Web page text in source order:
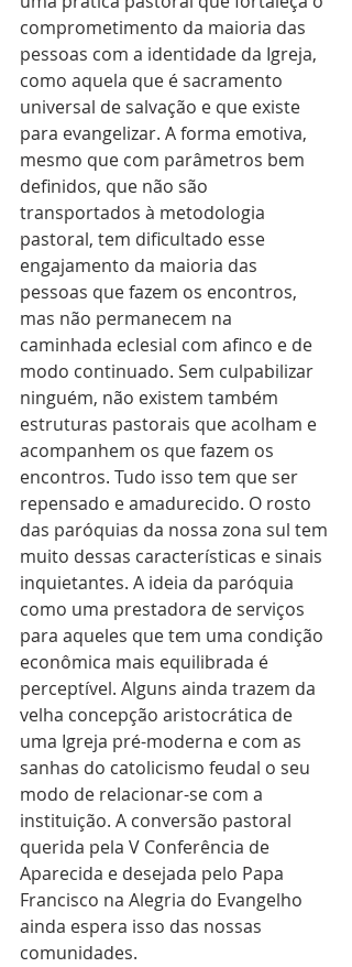
comprometimento da maioria das
pessoas com a identidade da Igreja,
como aquela que é sacramento
universal de salvação e que existe
para evangelizar. A forma emotiva,
mesmo que com parâmetros bem
definidos, que não são
transportados à metodologia
pastoral, tem dificultado esse
engajamento da maioria das
pessoas que fazem os encontros,
mas não permanecem na
caminhada eclesial com afinco e de
modo continuado. Sem culpabilizar
ninguém, não existem também
estruturas pastorais que acolham e
acompanhem os que fazem os
encontros. Tudo isso tem que ser
repensado e amadurecido. O rosto
das paróquias da nossa zona sul tem
muito dessas características e sinais
inquietantes. A ideia da paróquia
como uma prestadora de serviços
para aqueles que tem uma condição
econômica mais equilibrada é
perceptível. Alguns ainda trazem da
velha concepção aristocrática de
uma Igreja pré-moderna e com as
sanhas do catolicismo feudal o seu
modo de relacionar-se com a
instituição. A conversão pastoral
querida pela V Conferência de
Aparecida e desejada pelo Papa
Francisco na Alegria do Evangelho
ainda espera isso das nossas
comunidades.